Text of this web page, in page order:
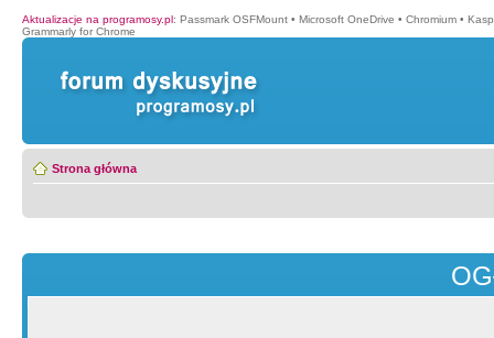
Aktualizacje na programosy.pl: Passmark OSFMount • Microsoft OneDrive • Chromium •
Grammarly for Chrome
Strona główna